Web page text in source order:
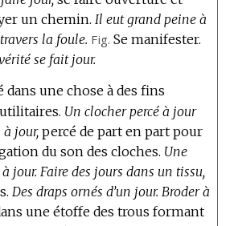
un chemin. Il eut grand peine à
la foule. Fig. Se manifester.
se fait jour.
dans une chose à des fins
Un clocher percé à jour
à jour, percé de part en part pour
du son des cloches. Une
jour. Faire des jours dans un tissu,
Des draps ornés d’un jour. Broder à
une étoffe des trous formant